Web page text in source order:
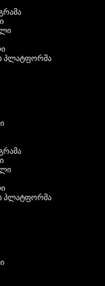
პლატფორმა
პლატფორმა